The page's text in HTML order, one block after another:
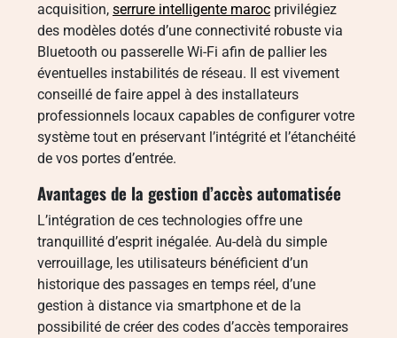
acquisition, serrure intelligente maroc privilégiez
des modèles dotés d’une connectivité robuste via
Bluetooth ou passerelle Wi-Fi afin de pallier les
éventuelles instabilités de réseau. Il est vivement
conseillé de faire appel à des installateurs
professionnels locaux capables de configurer votre
système tout en préservant l’intégrité et l’étanchéité
de vos portes d’entrée.
Avantages de la gestion d’accès automatisée
L’intégration de ces technologies offre une
tranquillité d’esprit inégalée. Au-delà du simple
verrouillage, les utilisateurs bénéficient d’un
historique des passages en temps réel, d’une
gestion à distance via smartphone et de la
possibilité de créer des codes d’accès temporaires